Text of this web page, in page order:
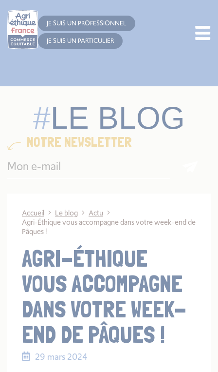
JE SUIS UN PROFESSIONNEL
JE SUIS UN PARTICULIER
LE BLOG
NOTRE NEWSLETTER
Accueil Le blog
Actu
Agri-Éthique vous accompagne dans votre week-end de
Pâques !
AGRI-ÉTHIQUE
VOUS ACCOMPAGNE
DANS VOTRE WEEK-
END DE PÂQUES !
29 mars 2024